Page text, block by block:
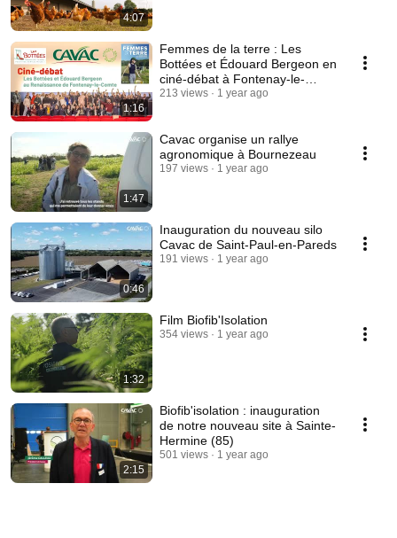
4:07
1:16
Femmes de la terre : Les
Bottées et Édouard Bergeon en
ciné-débat à Fontenay-le-
Comte (85)
213 views 1 year ago
1:47
Cavac organise un rallye
agronomique à Bournezeau
197 views 1 year ago
0:46
Inauguration du nouveau silo
Cavac de Saint-Paul-en-Pareds
191 views 1 year ago
1:32
Film Biofib'Isolation
354 views 1 year ago
2:15
Biofib'isolation : inauguration
de notre nouveau site à Sainte-
Hermine (85)
501 views 1 year ago